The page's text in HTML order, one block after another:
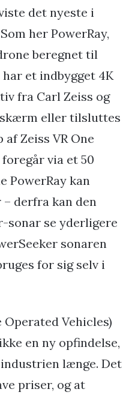
det nyeste i
her PowerRay,
beregnet til
et indbygget 4K
fra Carl Zeiss og
eller tilsluttes
Zeiss VR One
via et 50
PowerRay kan
derfra kan den
sonar se yderligere
sonaren
for sig selv i
Operated Vehicles)
en ny opfindelse,
længe. Det
priser, og at